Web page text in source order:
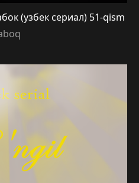
(узбек сериал) 51-qism